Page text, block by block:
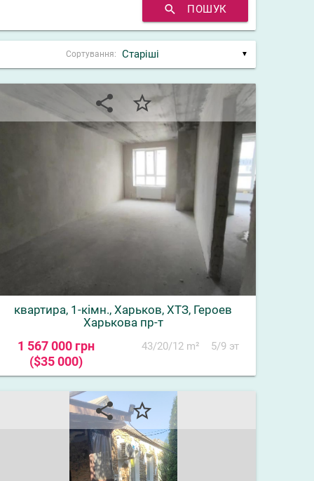
search ПОШУК
Сортування: ▼
share star_border
квартира, 1-кімн., Харьков, ХТЗ, Героев
Харькова пр-т
1 567 000 грн
($35 000)
43/20/12 m² 5/9 эт
share star_border